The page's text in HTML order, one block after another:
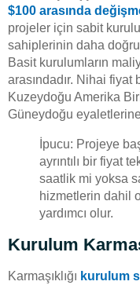
$100 arasında
projeler için sabit
sahiplerinin daha doğru
Basit kurulumların
arasındadır. Nihai
Kuzeydoğu Amerika
Güneydoğu
İpucu: Projeye
ayrıntılı bir fiyat
saatlik mi yoksa
hizmetlerin dahil
yardımcı olur.
Kurulum
Karmaşıklığı kurulum